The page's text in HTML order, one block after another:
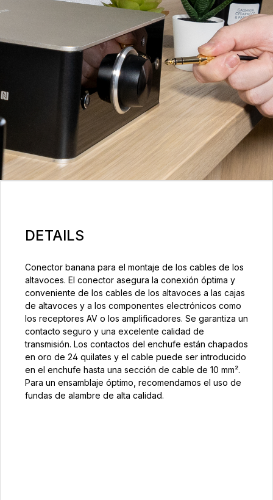
DETAILS
Conector banana para el montaje de los cables de los
altavoces. El conector asegura la conexión óptima y
conveniente de los cables de los altavoces a las cajas
de altavoces y a los componentes electrónicos como
los receptores AV o los amplificadores. Se garantiza un
contacto seguro y una excelente calidad de
transmisión. Los contactos del enchufe están chapados
en oro de 24 quilates y el cable puede ser introducido
en el enchufe hasta una sección de cable de 10 mm².
Para un ensamblaje óptimo, recomendamos el uso de
fundas de alambre de alta calidad.